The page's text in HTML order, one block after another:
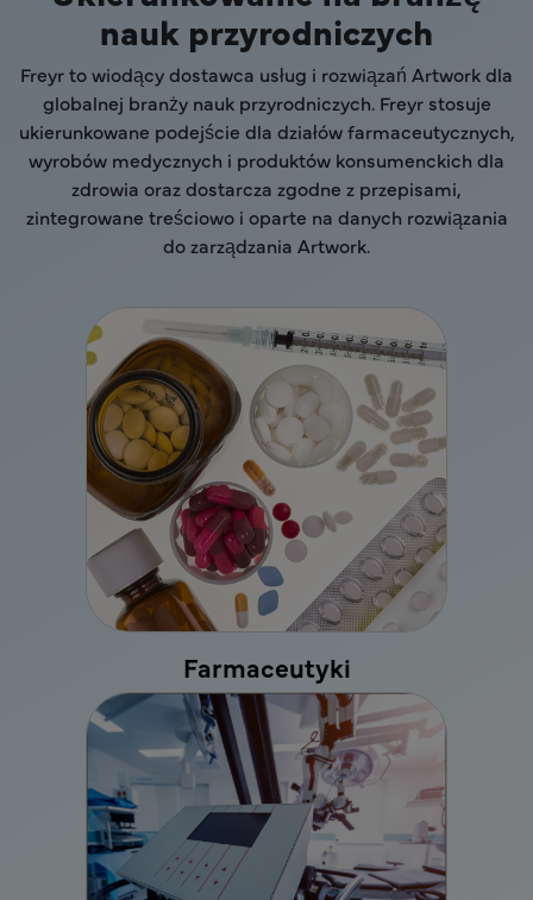
nauk przyrodniczych
Freyr to wiodący dostawca usług i rozwiązań Artwork dla
globalnej branży nauk przyrodniczych. Freyr stosuje
ukierunkowane podejście dla działów farmaceutycznych,
wyrobów medycznych i produktów konsumenckich dla
zdrowia oraz dostarcza zgodne z przepisami,
zintegrowane treściowo i oparte na danych rozwiązania
do zarządzania Artwork.
Farmaceutyki